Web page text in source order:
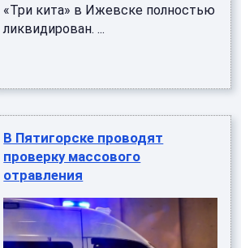
«Три кита» в Ижевске полностью
ликвидирован. ...
В Пятигорске проводят
проверку массового
отравления